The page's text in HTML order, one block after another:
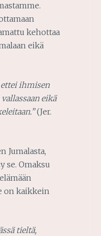
kehottaa
eikä
ihmisen
eikä
(Jer.
Jumalasta,
se. Omaksu
on kaikkein
tieltä,